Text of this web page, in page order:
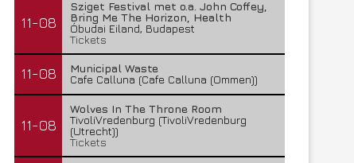
11-08
Sziget Festival met o.a. John Coffey,
Bring Me The Horizon, Health
Óbudai Eiland, Budapest
Tickets
11-08
Municipal Waste
Cafe Calluna (Cafe Calluna (Ommen))
11-08
Wolves In The Throne Room
TivoliVredenburg (TivoliVredenburg
(Utrecht))
Tickets